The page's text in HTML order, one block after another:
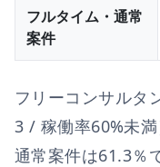
フルタイム・通常
案件
フリーコンサルタ
3 / 稼働率60%未
通常案件は61.3％